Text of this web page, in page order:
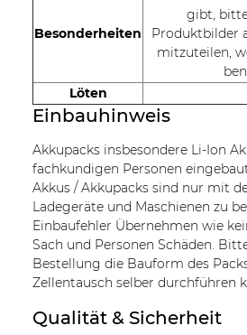
Besonderheiten
gibt,
Produktbilder
mitzuteilen,
Löten
Einbauhinweis
Akkupacks insbesondere Li-Ion
fachkundigen Personen
Akkus / Akkupacks sind nur mit
Ladegeräte und Maschienen zu
Einbaufehler Übernehmen wie
Sach und Personen Schäden.
Bestellung die Bauform des
Zellentausch selber durchführen
Qualität & Sicherheit